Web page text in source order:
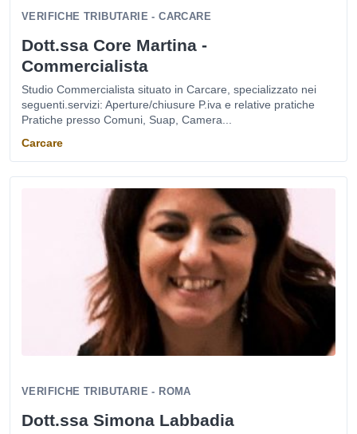
VERIFICHE TRIBUTARIE - CARCARE
Dott.ssa Core Martina -
Commercialista
Studio Commercialista situato in Carcare, specializzato nei
seguenti.servizi: Aperture/chiusure P.iva e relative pratiche
Pratiche presso Comuni, Suap, Camera...
Carcare
VERIFICHE TRIBUTARIE - ROMA
Dott.ssa Simona Labbadia